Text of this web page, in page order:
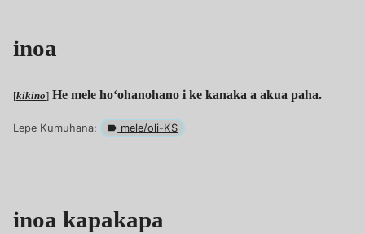
inoa
[kikino] He mele hoʻohanohano i ke kanaka a akua paha.
Lepe Kumuhana: mele/oli-KS
inoa kapakapa